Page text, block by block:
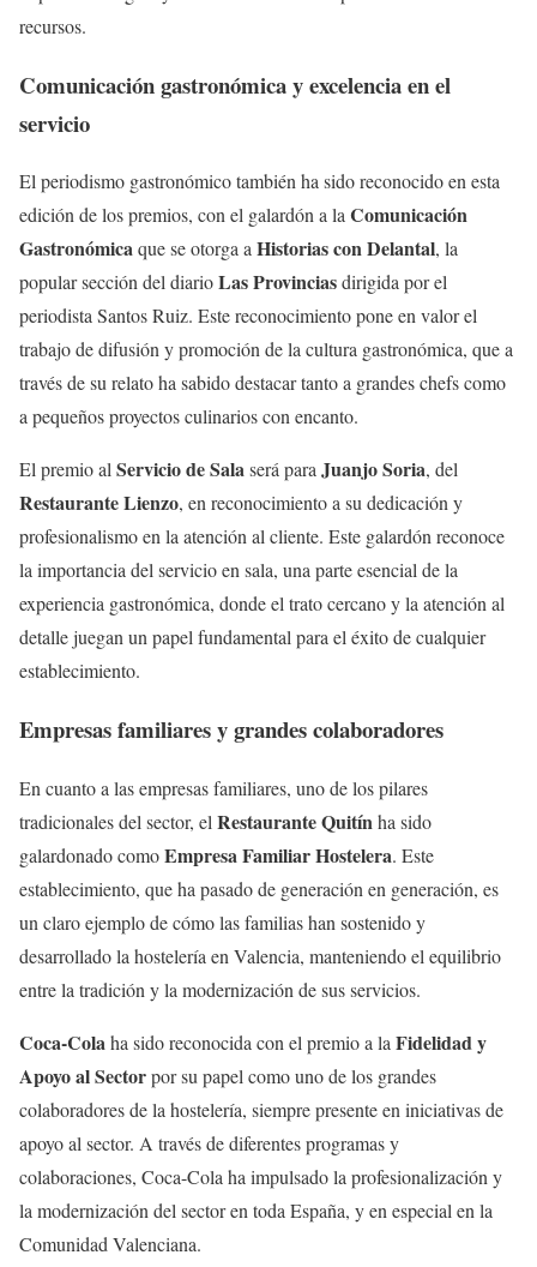
recursos.
Comunicación gastronómica y excelencia en el
servicio
El periodismo gastronómico también ha sido reconocido en esta
edición de los premios, con el galardón a laComunicación
Gastronómicaque se otorga aHistorias con Delantal, la
popular sección del diarioLas Provinciasdirigida por el
periodista Santos Ruiz. Este reconocimiento pone en valor el
trabajo de difusión y promoción de la cultura gastronómica, que a
través de su relato ha sabido destacar tanto a grandes chefs como
a pequeños proyectos culinarios con encanto.
El premio alServicio de Salaserá paraJuanjo Soria, del
Restaurante Lienzo, en reconocimiento a su dedicación y
profesionalismo en la atención al cliente. Este galardón reconoce
la importancia del servicio en sala, una parte esencial de la
experiencia gastronómica, donde el trato cercano y la atención al
detalle juegan un papel fundamental para el éxito de cualquier
establecimiento.
Empresas familiares y grandes colaboradores
En cuanto a las empresas familiares, uno de los pilares
tradicionales del sector, el Restaurante Quitínha sido
galardonado comoEmpresa Familiar Hostelera. Este
establecimiento, que ha pasado de generación en generación, es
un claro ejemplo de cómo las familias han sostenido y
desarrollado la hostelería en Valencia, manteniendo el equilibrio
entre la tradición y la modernización de sus servicios.
Coca-Colaha sido reconocida con el premio a la Fidelidad y
Apoyo al Sectorpor su papel como uno de los grandes
colaboradores de la hostelería, siempre presente en iniciativas de
apoyo al sector. A través de diferentes programas y
colaboraciones, Coca-Cola ha impulsado la profesionalización y
la modernización del sector en toda España, y en especial en la
Comunidad Valenciana.